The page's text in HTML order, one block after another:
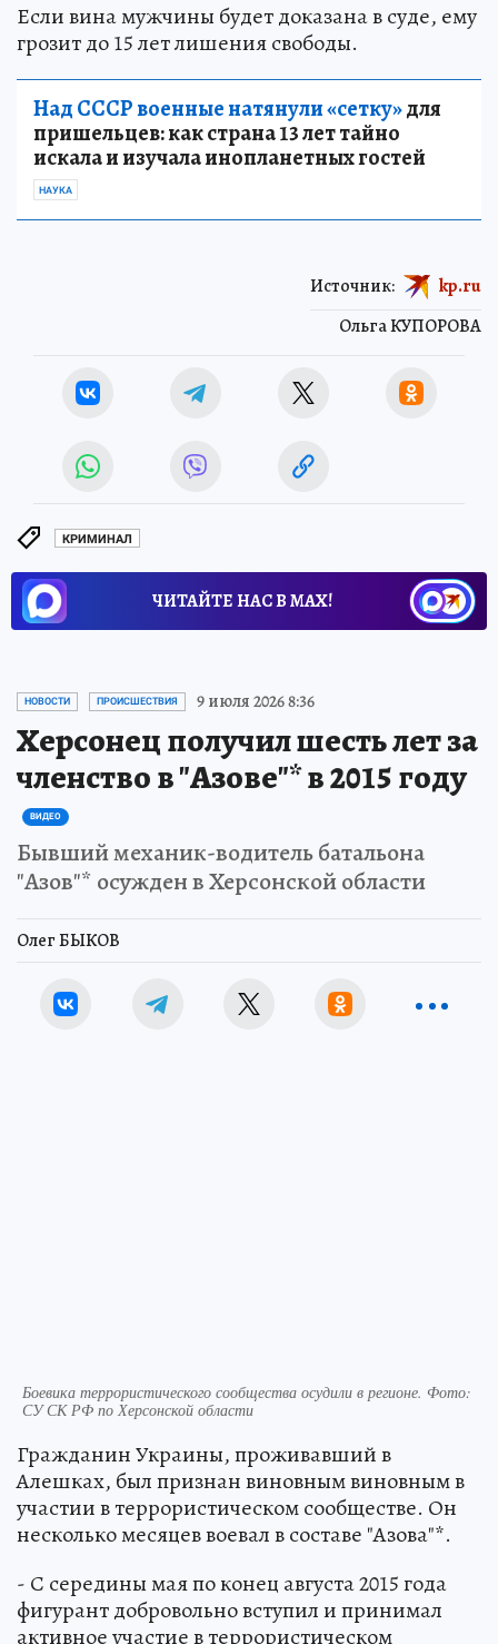
Если вина мужчины будет доказана в суде, ему
грозит до 15 лет лишения свободы.
Над СССР военные натянули «сетку»для
пришельцев: как страна 13 лет тайно
искала и изучала инопланетных гостей
НАУКА
Ольга КУПОРОВА
Источник: kp.ru
КРИМИНАЛ
ЧИТАЙТЕ НАС В МАХ!
НОВОСТИ ПРОИСШЕСТВИЯ 9 июля 2026 8:36
Херсонец получил шесть лет за
членство в "Азове"* в 2015 году
ВИДЕО
Бывший механик-водитель батальона
"Азов"* осужден в Херсонской области
Олег БЫКОВ
Боевика террористического сообщества осудили в регионе. Фото:
СУ СК РФ по Херсонской области
Гражданин Украины, проживавший в
Алешках, был признан виновным виновным в
участии в террористическом сообществе. Он
несколько месяцев воевал в составе "Азова"*.
- С середины мая по конец августа 2015 года
фигурант добровольно вступил и принимал
активное участие в террористическом